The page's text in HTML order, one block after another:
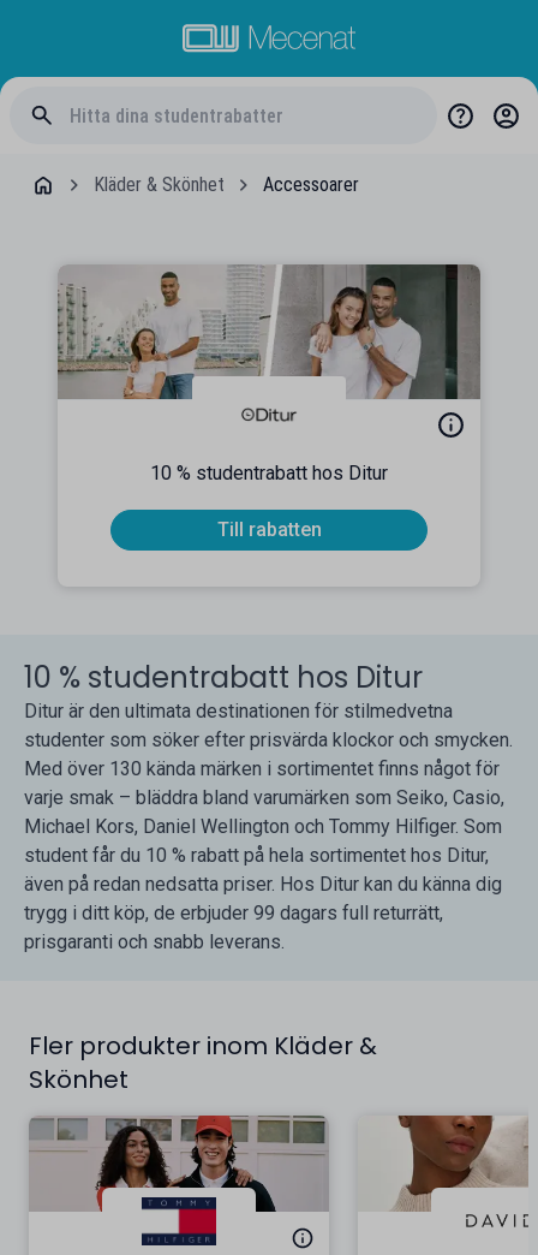
Kläder & Skönhet Accessoarer
10 % studentrabatt hos Ditur
Till rabatten
10 % studentrabatt hos Ditur
Ditur är den ultimata destinationen för stilmedvetna
studenter som söker efter prisvärda klockor och smycken.
Med över 130 kända märken i sortimentet finns något för
varje smak – bläddra bland varumärken som Seiko, Casio,
Michael Kors, Daniel Wellington och Tommy Hilfiger. Som
student får du 10 % rabatt på hela sortimentet hos Ditur,
även på redan nedsatta priser. Hos Ditur kan du känna dig
trygg i ditt köp, de erbjuder 99 dagars full returrätt,
prisgaranti och snabb leverans.
Fler produkter inom Kläder &
Skönhet